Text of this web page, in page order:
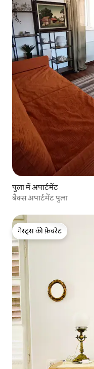
पुला में अपार्टमेंट
बैक्स अपार्टमेंट पुला
गेस्ट्स की फ़ेवरेट
गेस्ट्स की फ़ेवरेट